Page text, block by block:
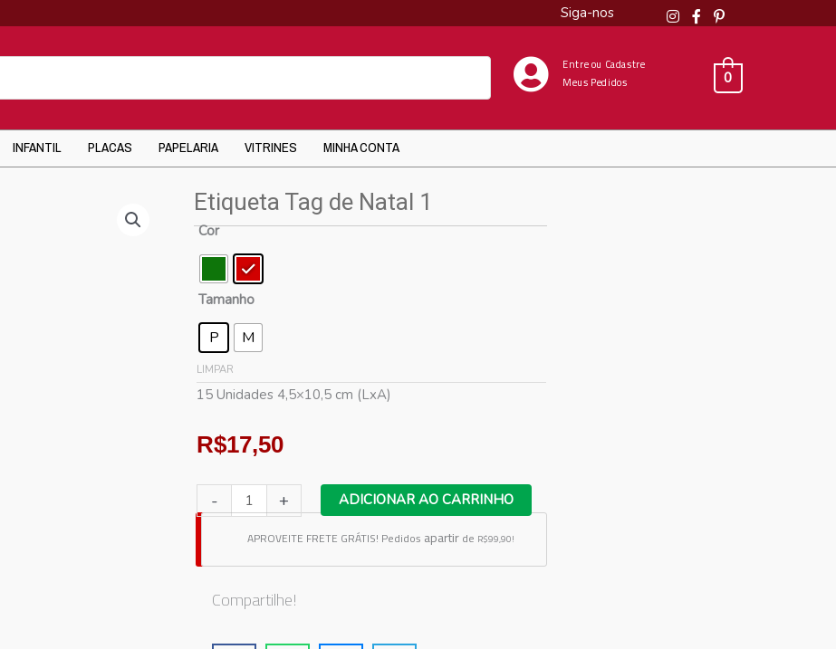
Siga-nos
Entre ou Cadastre
Meus Pedidos
0
INFANTIL PLACAS PAPELARIA VITRINES MINHA CONTA
Etiqueta Tag de Natal 1
Cor
Tamanho
P M
LIMPAR
15 Unidades 4,5×10,5 cm (LxA)
R$17,50
-
Etiqueta
Tag
Natal
+ ADICIONAR AO CARRINHO
APROVEITE FRETE GRÁTIS! Pedidos apartirde R$99,90!
Compartilhe!